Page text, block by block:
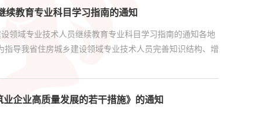
续教育专业科目学习指南的通知
领域专业技术人员继续教育专业科目学习指南的通知各地
导我省住房城乡建设领域专业技术人员完善知识结构、增
企业高质量发展的若干措施》的通知